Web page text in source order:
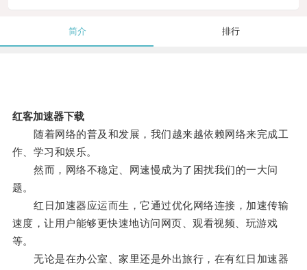
简介 排行
红客加速器下载
随着网络的普及和发展，我们越来越依赖网络来完成工
作、学习和娱乐。
然而，网络不稳定、网速慢成为了困扰我们的一大问
题。
红日加速器应运而生，它通过优化网络连接，加速传输
速度，让用户能够更快速地访问网页、观看视频、玩游戏
等。
无论是在办公室、家里还是外出旅行，在有红日加速器